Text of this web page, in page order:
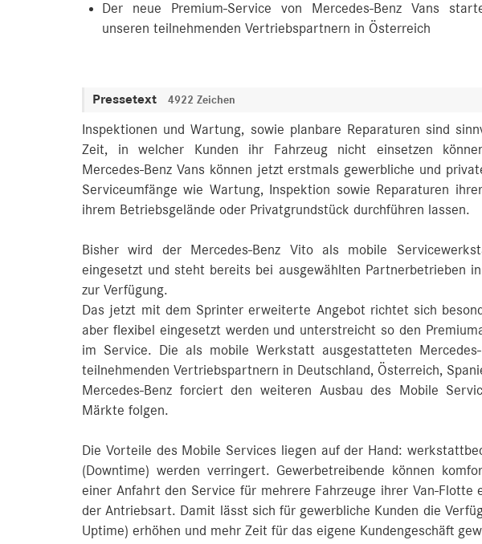
Der neue Premium-Service von Mercedes-Benz Vans
unseren teilnehmenden Vertriebspartnern in Österreich
Pressetext 4922 Zeichen
Inspektionen und Wartung, sowie planbare Reparaturen sind
Zeit, in welcher Kunden ihr Fahrzeug nicht einsetzen
Mercedes‑Benz Vans können jetzt erstmals gewerbliche und
Serviceumfänge wie Wartung, Inspektion sowie Reparaturen
ihrem Betriebsgelände oder Privatgrundstück durchführen lassen.
Bisher wird der Mercedes‑Benz Vito als mobile
eingesetzt und steht bereits bei ausgewählten Partnerbetrieben
zur Verfügung.
Das jetzt mit dem Sprinter erweiterte Angebot richtet sich
aber flexibel eingesetzt werden und unterstreicht so den
im Service. Die als mobile Werkstatt ausgestatteten
teilnehmenden Vertriebspartnern in Deutschland, Österreich,
Mercedes-Benz forciert den weiteren Ausbau des Mobile
Märkte folgen.
Die Vorteile des Mobile Services liegen auf der Hand:
(Downtime) werden verringert. Gewerbetreibende können
einer Anfahrt den Service für mehrere Fahrzeuge ihrer Van-Flotte
der Antriebsart. Damit lässt sich für gewerbliche Kunden die
Uptime) erhöhen und mehr Zeit für das eigene Kundengeschäft